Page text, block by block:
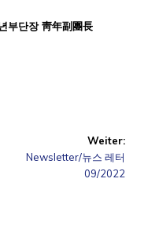
단장 靑年副團長
Weiter:
Nächster
Newsletter/뉴스 레터
09/2022